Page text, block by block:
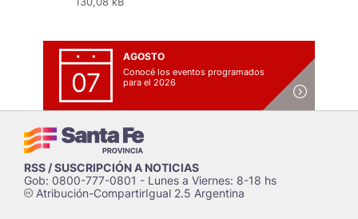
07
AGOSTO
Conocé los eventos programados
para el 2026
RSS / SUSCRIPCIÓN A NOTICIAS
Gob: 0800-777-0801 - Lunes a Viernes: 8-18 hs
cAtribución-CompartirIgual 2.5 Argentina